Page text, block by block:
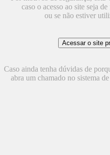
caso o acesso ao site seja
ou se não estiver
Caso ainda tenha dúvidas de
abra um chamado no sistema